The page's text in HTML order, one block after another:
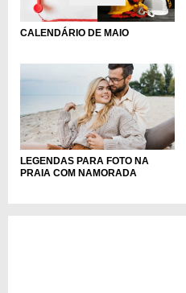
CALENDÁRIO DE MAIO
LEGENDAS PARA FOTO NA
PRAIA COM NAMORADA